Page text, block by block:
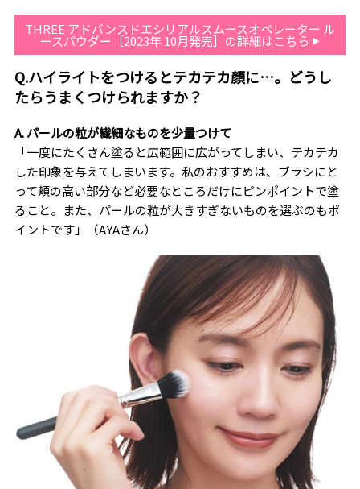
THREE アドバンスドエシリアルスムースオペレーター ル
ースパウダー［2023年 10月発売］の詳細はこちら
Q.ハイライトをつけるとテカテカ顔に…。どうし
たらうまくつけられますか？
A. パールの粒が繊細なものを少量つけて
「一度にたくさん塗ると広範囲に広がってしまい、テカテカ
した印象を与えてしまいます。私のおすすめは、ブラシにと
って頬の高い部分など必要なところだけにピンポイントで塗
ること。また、パールの粒が大きすぎないものを選ぶのもポ
イントです」（AYAさん）